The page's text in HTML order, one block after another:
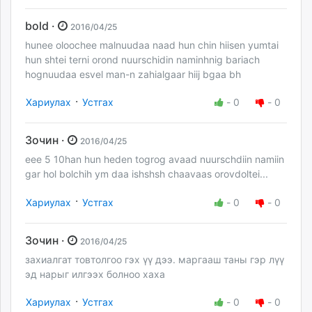
bold · 2016/04/25
hunee oloochee malnuudaa naad hun chin hiisen yumtai
hun shtei terni orond nuurschidin naminhnig bariach
hognuudaa esvel man-n zahialgaar hiij bgaa bh
Хариулах · Устгах - 0 - 0
Зочин · 2016/04/25
eee 5 10han hun heden togrog avaad nuurschdiin namiin
gar hol bolchih ym daa ishshsh chaavaas orovdoltei...
Хариулах · Устгах - 0 - 0
Зочин · 2016/04/25
захиалгат товтолгоо гэх үү дээ. маргааш таны гэр лүү
эд нарыг илгээх болноо хаха
Хариулах · Устгах - 0 - 0